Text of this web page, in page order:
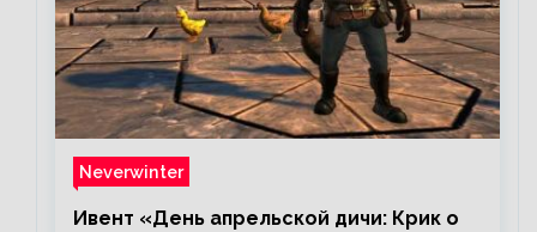
Neverwinter
Ивент «День апрельской дичи: Крик о